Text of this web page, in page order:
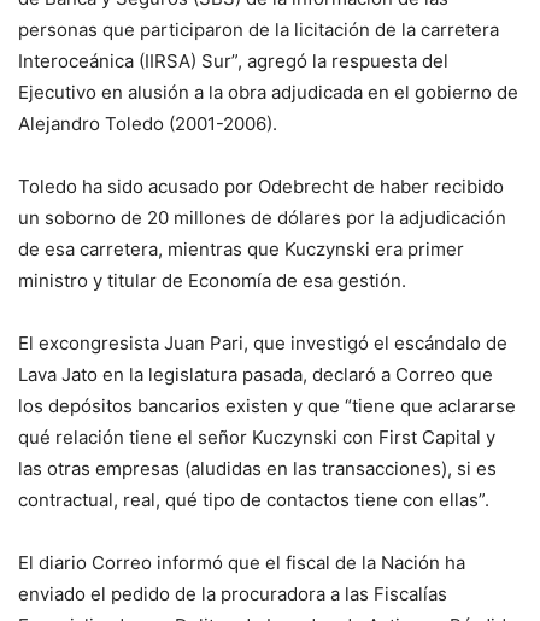
personas que participaron de la licitación de la carretera
Interoceánica (IIRSA) Sur”, agregó la respuesta del
Ejecutivo en alusión a la obra adjudicada en el gobierno de
Alejandro Toledo (2001-2006).
Toledo ha sido acusado por Odebrecht de haber recibido
un soborno de 20 millones de dólares por la adjudicación
de esa carretera, mientras que Kuczynski era primer
ministro y titular de Economía de esa gestión.
El excongresista Juan Pari, que investigó el escándalo de
Lava Jato en la legislatura pasada, declaró a Correo que
los depósitos bancarios existen y que “tiene que aclararse
qué relación tiene el señor Kuczynski con First Capital y
las otras empresas (aludidas en las transacciones), si es
contractual, real, qué tipo de contactos tiene con ellas”.
El diario Correo informó que el fiscal de la Nación ha
enviado el pedido de la procuradora a las Fiscalías